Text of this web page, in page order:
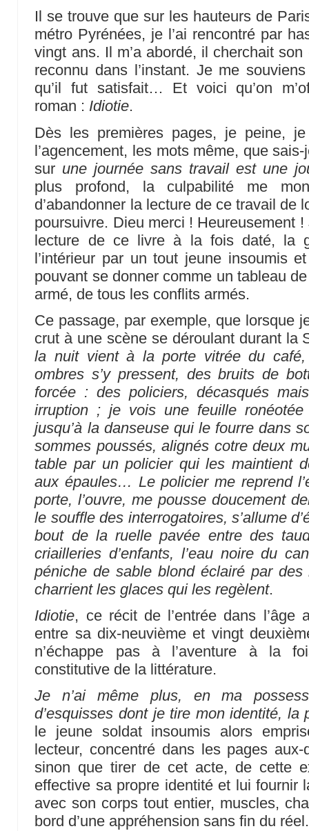
Il se trouve que sur les hauteurs de
métro Pyrénées, je l’ai rencontré par
vingt ans. Il m’a abordé, il cherchait
reconnu dans l’instant. Je me
qu’il fut satisfait… Et voici qu’on
roman : Idiotie.
Dès les premières pages, je peine,
l’agencement, les mots même, que
sur une journée sans travail est une
plus profond, la culpabilité me
d’abandonner la lecture de ce travail de
poursuivre. Dieu merci ! Heureusement !
lecture de ce livre à la fois daté, la
l’intérieur par un tout jeune insoumis
pouvant se donner comme un tableau
armé, de tous les conflits armés.
Ce passage, par exemple, que lorsque
crut à une scène se déroulant durant la
la nuit vient à la porte vitrée du
ombres s’y pressent, des bruits de
forcée : des policiers, décasqués
irruption ; je vois une feuille
jusqu’à la danseuse qui le fourre dans
sommes poussés, alignés cotre deux
table par un policier qui les maintient
aux épaules… Le policier me reprend
porte, l’ouvre, me pousse doucement
le souffle des interrogatoires, s’allume
bout de la ruelle pavée entre des
criailleries d’enfants, l’eau noire du
péniche de sable blond éclairé par
charrient les glaces qui les regèlent.
Idiotie, ce récit de l’entrée dans l’âge
entre sa dix-neuvième et vingt
n’échappe pas à l’aventure à la
constitutive de la littérature.
Je n’ai même plus, en ma
d’esquisses dont je tire mon identité, la
le jeune soldat insoumis alors
lecteur, concentré dans les pages
sinon que tirer de cet acte, de cette
effective sa propre identité et lui fournir
avec son corps tout entier, muscles,
bord d’une appréhension sans fin du réel.